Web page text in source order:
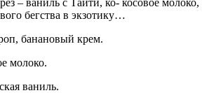
бегства в экзотику…
банановый крем.
молоко.
ваниль.